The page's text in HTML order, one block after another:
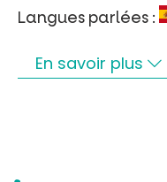
Langues parlées :
En savoir plus